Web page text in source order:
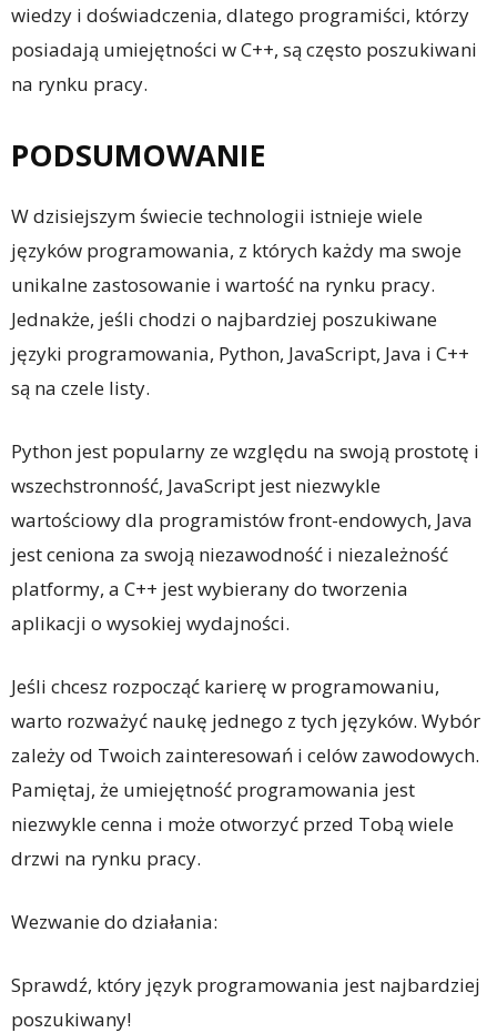
wiedzy i doświadczenia, dlatego programiści, którzy
posiadają umiejętności w C++, są często poszukiwani
na rynku pracy.
PODSUMOWANIE
W dzisiejszym świecie technologii istnieje wiele
języków programowania, z których każdy ma swoje
unikalne zastosowanie i wartość na rynku pracy.
Jednakże, jeśli chodzi o najbardziej poszukiwane
języki programowania, Python, JavaScript, Java i C++
są na czele listy.
Python jest popularny ze względu na swoją prostotę i
wszechstronność, JavaScript jest niezwykle
wartościowy dla programistów front-endowych, Java
jest ceniona za swoją niezawodność i niezależność
platformy, a C++ jest wybierany do tworzenia
aplikacji o wysokiej wydajności.
Jeśli chcesz rozpocząć karierę w programowaniu,
warto rozważyć naukę jednego z tych języków. Wybór
zależy od Twoich zainteresowań i celów zawodowych.
Pamiętaj, że umiejętność programowania jest
niezwykle cenna i może otworzyć przed Tobą wiele
drzwi na rynku pracy.
Wezwanie do działania:
Sprawdź, który język programowania jest najbardziej
poszukiwany!